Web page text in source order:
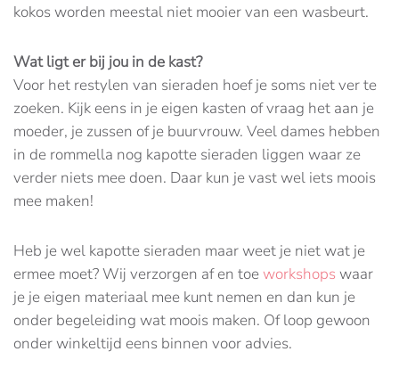
kokos worden meestal niet mooier van een wasbeurt.
Wat ligt er bij jou in de kast?
Voor het restylen van sieraden hoef je soms niet ver te
zoeken. Kijk eens in je eigen kasten of vraag het aan je
moeder, je zussen of je buurvrouw. Veel dames hebben
in de rommella nog kapotte sieraden liggen waar ze
verder niets mee doen. Daar kun je vast wel iets moois
mee maken!
Heb je wel kapotte sieraden maar weet je niet wat je
ermee moet? Wij verzorgen af en toeworkshops waar
je je eigen materiaal mee kunt nemen en dan kun je
onder begeleiding wat moois maken. Of loop gewoon
onder winkeltijd eens binnen voor advies.